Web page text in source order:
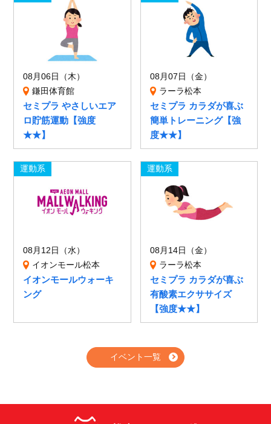
08月06日（木）
鎌田体育館
セミプラ やさしいエア
ロ貯筋運動【強度
★★】
08月07日（金）
ラーラ松本
セミプラ カラダが喜ぶ
簡単トレーニング【強
度★★】
運動系
08月12日（水）
イオンモール松本
イオンモールウォーキ
ング
運動系
08月14日（金）
ラーラ松本
セミプラ カラダが喜ぶ
有酸素エクササイズ
【強度★★】
イベント一覧